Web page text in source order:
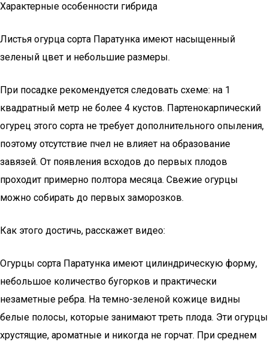
Характерные особенности гибрида
Листья огурца сорта Паратунка имеют насыщенный
зеленый цвет и небольшие размеры.
При посадке рекомендуется следовать схеме: на 1
квадратный метр не более 4 кустов. Партенокарпический
огурец этого сорта не требует дополнительного опыления,
поэтому отсутствие пчел не влияет на образование
завязей. От появления всходов до первых плодов
проходит примерно полтора месяца. Свежие огурцы
можно собирать до первых заморозков.
Как этого достичь, расскажет видео:
Огурцы сорта Паратунка имеют цилиндрическую форму,
небольшое количество бугорков и практически
незаметные ребра. На темно-зеленой кожице видны
белые полосы, которые занимают треть плода. Эти огурцы
хрустящие, ароматные и никогда не горчат. При среднем